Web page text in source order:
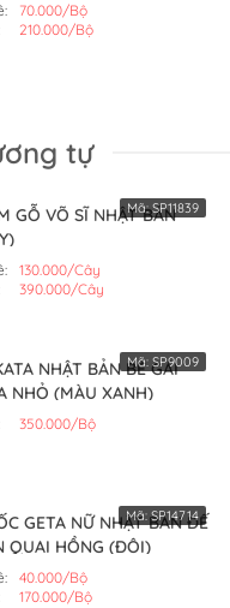
70.000/Bộ
210.000/Bộ
tự
GỖ VÕ SĨ NHẬT BẢN
130.000/Cây
390.000/Cây
Mã:SP11839
NHẬT BẢN BÉ GÁI
NHỎ (MÀU XANH)
350.000/Bộ
Mã: SP9009
GETA NỮ NHẬT BẢN ĐẾ
QUAI HỒNG (ĐÔI)
40.000/Bộ
170.000/Bộ
Mã:SP14714